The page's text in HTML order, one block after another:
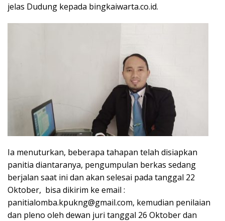
jelas Dudung kepada bingkaiwarta.co.id.
Ia menuturkan, beberapa tahapan telah disiapkan
panitia diantaranya, pengumpulan berkas sedang
berjalan saat ini dan akan selesai pada tanggal 22
Oktober, bisa dikirim ke email :
panitialomba.kpukng@gmail.com, kemudian penilaian
dan pleno oleh dewan juri tanggal 26 Oktober dan